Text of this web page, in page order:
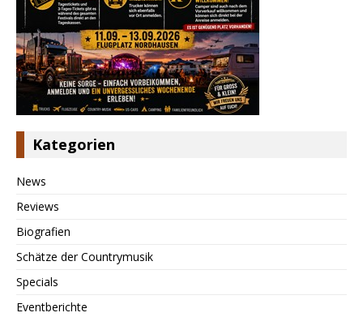
Kategorien
News
Reviews
Biografien
Schätze der Countrymusik
Specials
Eventberichte